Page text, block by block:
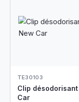
TE30103
Clip
Car